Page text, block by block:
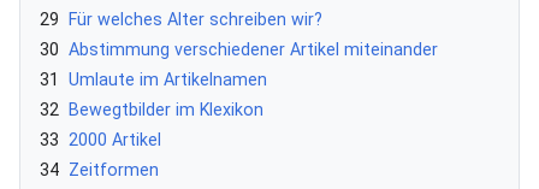
29
Für welches Alter schreiben wir?
30 Abstimmung verschiedener Artikel miteinander
31
Umlaute im Artikelnamen
32
Bewegtbilder im Klexikon
33
2000 Artikel
34 Zeitformen